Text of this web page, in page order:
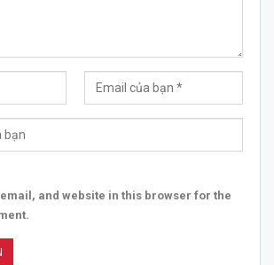
and website in this browser for the